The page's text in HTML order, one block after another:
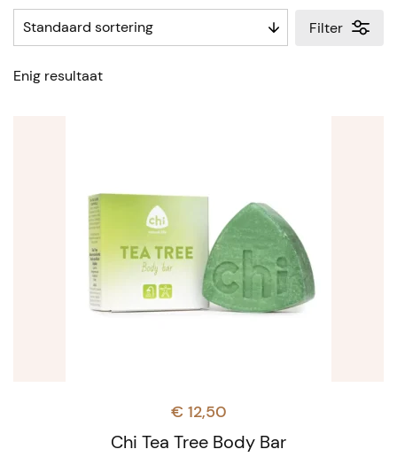
Filter
Enig resultaat
Chi Tea Tree Body Bar
€ 12,50